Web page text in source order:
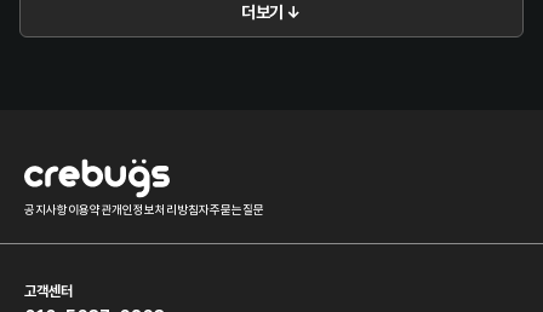
더보기 ↓
공지사항이용약관개인정보처리방침자주묻는질문
고객센터